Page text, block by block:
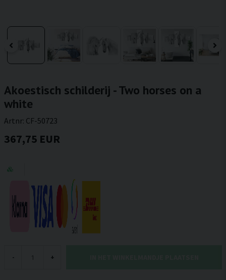
Akoestisch schilderij - Two horses on a
white
Artnr: CF-50723
367,75 EUR
- +